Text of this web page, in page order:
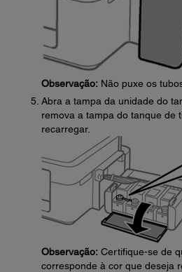
Observação: Não puxe os
Abra a tampa da unidade do
remova a tampa do tanque de
recarregar.
Observação: Certifique-se de
corresponde à cor que deseja